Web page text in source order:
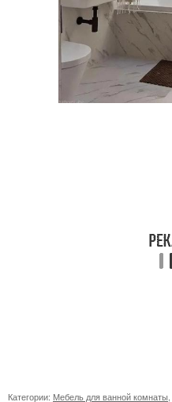
Категории: Мебель для ванной комнаты